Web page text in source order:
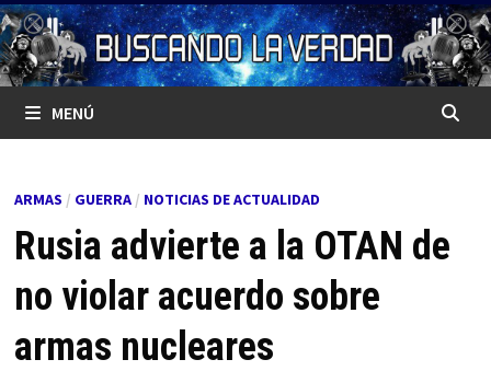
Saltar
al
contenido
MENÚ
ARMAS / GUERRA/ NOTICIAS DE ACTUALIDAD
Rusia advierte a la OTAN de
no violar acuerdo sobre
armas nucleares